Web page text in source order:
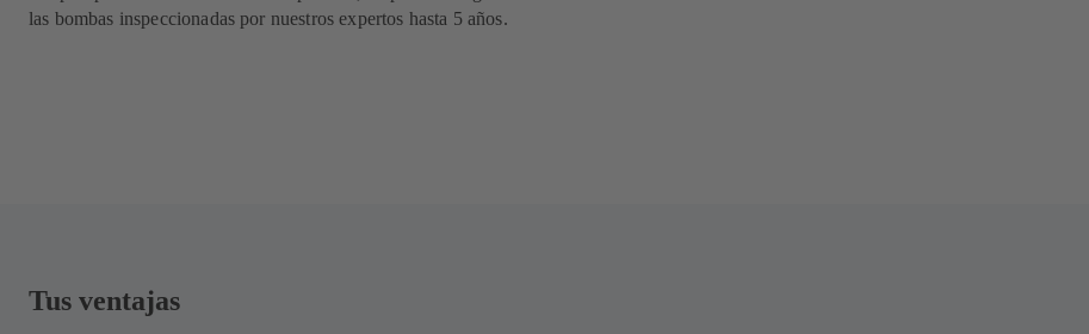
las bombas inspeccionadas por nuestros expertos hasta 5 años.
Tus ventajas